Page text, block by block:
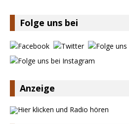
Folge uns bei
Anzeige